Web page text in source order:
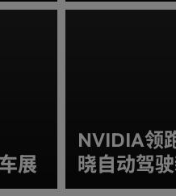
展
NVIDIA领
晓自动驾